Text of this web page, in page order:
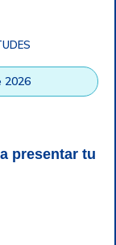
Login
los derechos
2026
presentar tu